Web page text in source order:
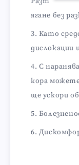
ягане без
Като
дислокации
С
кора
ще ускори